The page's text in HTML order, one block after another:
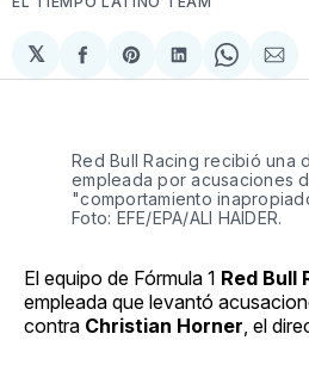
𝕏
Compartir
en
Share
on
Compartir
en
Share
on
via
Red Bull Racing recibió una
empleada por acusaciones
"comportamiento
Foto: EFE/EPA/ALI HAIDER.
El equipo de Fórmula 1 Red Bull
empleada que levantó
contra Christian Horner , el